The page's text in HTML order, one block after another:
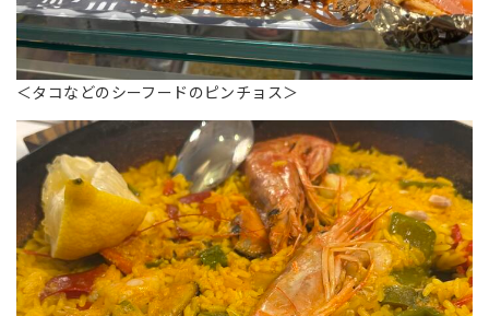
＜タコなどのシーフードのピンチョス＞